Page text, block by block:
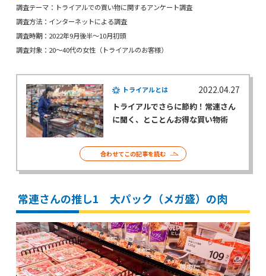
調査テーマ：トライアルでの買い物に関するアンケート調査
調査方法：インターネットによる調査
調査時期：2022年9月後半～10月初頭
調査対象：20～40代の女性（トライアルのお客様）
トライアルとは 2022.04.27
トライアルでさらに節約！常連さん
に聞く、とことんお得な買い物術
合わせてこの記事を読む
常連さんの推し1 大パック（メガ盛）の肉